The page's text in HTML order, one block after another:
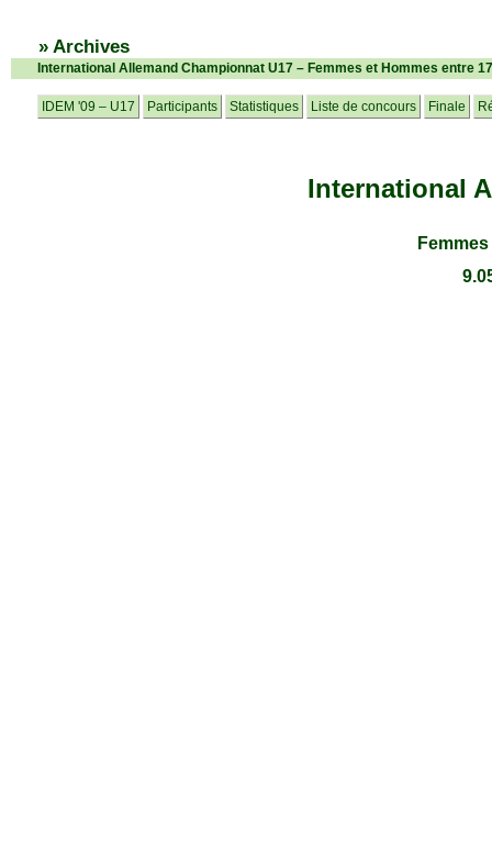
» Archives
International Allemand Championnat U17 – Femmes et Hommes entre
IDEM '09 – U17 Participants Statistiques Liste de concours Finale
International